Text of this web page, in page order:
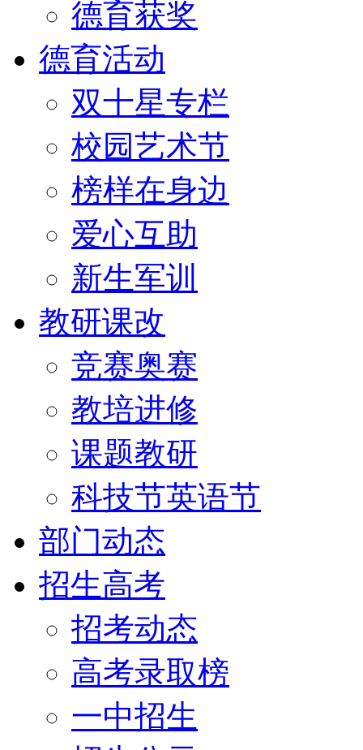
德育获奖
德育活动
双十星专栏
校园艺术节
榜样在身边
爱心互助
新生军训
教研课改
竞赛奥赛
教培进修
课题教研
科技节英语节
部门动态
招生高考
招考动态
高考录取榜
一中招生